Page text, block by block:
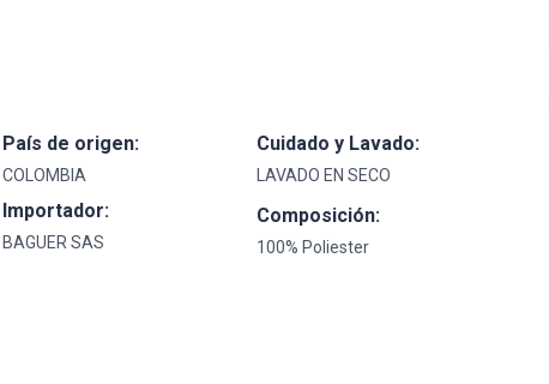
País de origen:
COLOMBIA
Importador:
BAGUER SAS
Cuidado y Lavado:
LAVADO EN SECO
Composición:
100% Poliester